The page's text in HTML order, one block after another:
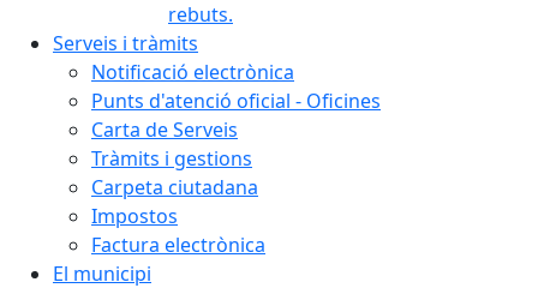
rebuts.
Serveis i tràmits
Notificació electrònica
Punts d'atenció oficial - Oficines
Carta de Serveis
Tràmits i gestions
Carpeta ciutadana
Impostos
Factura electrònica
El municipi